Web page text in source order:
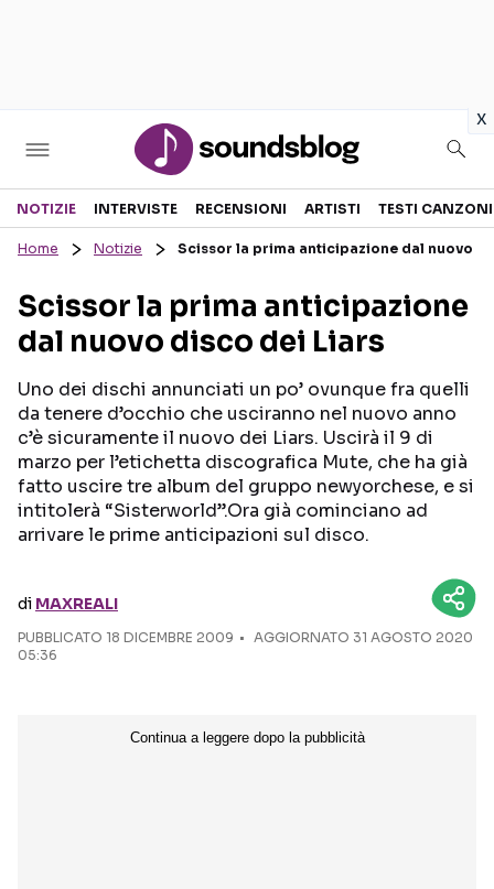
x
Sezioni
RECENSIONI MUSICALI
INTERVISTE
GOSSIP E CURIOSITÀ
TESTI CANZONI
TOUR ED EVENTI
TALENT SHOW
Seguici sui social
NOTIZIE INTERVISTE RECENSIONI ARTISTI TESTI CANZONI
Home Notizie Scissor la prima anticipazione dal nuovo
Scissor la prima anticipazione
dal nuovo disco dei Liars
Uno dei dischi annunciati un po’ ovunque fra quelli
da tenere d’occhio che usciranno nel nuovo anno
c’è sicuramente il nuovo dei Liars. Uscirà il 9 di
marzo per l’etichetta discografica Mute, che ha già
fatto uscire tre album del gruppo newyorchese, e si
intitolerà “Sisterworld”.Ora già cominciano ad
arrivare le prime anticipazioni sul disco.
di MAXREALI
PUBBLICATO 18 DICEMBRE 2009
AGGIORNATO 31 AGOSTO 2020
05:36